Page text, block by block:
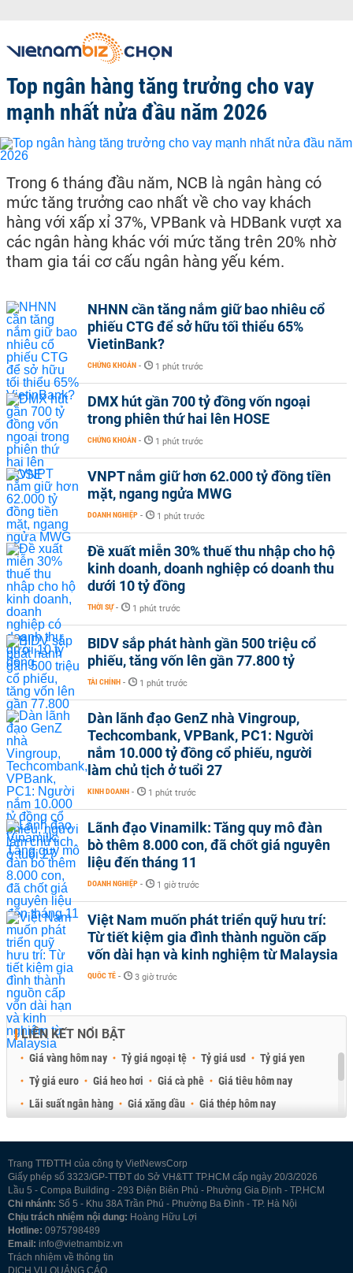
Top ngân hàng tăng trưởng cho vay
mạnh nhất nửa đầu năm 2026
Trong 6 tháng đầu năm, NCB là ngân hàng có
mức tăng trưởng cao nhất về cho vay khách
hàng với xấp xỉ 37%, VPBank và HDBank vượt xa
các ngân hàng khác với mức tăng trên 20% nhờ
tham gia tái cơ cấu ngân hàng yếu kém.
NHNN cần tăng nắm giữ bao nhiêu cổ
phiếu CTG để sở hữu tối thiểu 65%
VietinBank?
CHỨNG KHOÁN - 1 phút trước
DMX hút gần 700 tỷ đồng vốn ngoại
trong phiên thứ hai lên HOSE
CHỨNG KHOÁN - 1 phút trước
VNPT nắm giữ hơn 62.000 tỷ đồng tiền
mặt, ngang ngửa MWG
DOANH NGHIỆP - 1 phút trước
Đề xuất miễn 30% thuế thu nhập cho hộ
kinh doanh, doanh nghiệp có doanh thu
dưới 10 tỷ đồng
THỜI SỰ - 1 phút trước
BIDV sắp phát hành gần 500 triệu cổ
phiếu, tăng vốn lên gần 77.800 tỷ
TÀI CHÍNH - 1 phút trước
Dàn lãnh đạo GenZ nhà Vingroup,
Techcombank, VPBank, PC1: Người
nắm 10.000 tỷ đồng cổ phiếu, người
làm chủ tịch ở tuổi 27
KINH DOANH - 1 phút trước
Lãnh đạo Vinamilk: Tăng quy mô đàn
bò thêm 8.000 con, đã chốt giá nguyên
liệu đến tháng 11
DOANH NGHIỆP - 1 giờ trước
Việt Nam muốn phát triển quỹ hưu trí:
Từ tiết kiệm gia đình thành nguồn cấp
vốn dài hạn và kinh nghiệm từ Malaysia
QUỐC TẾ - 3 giờ trước
LIÊN KẾT NỔI BẬT
Giá vàng hôm nay Tỷ giá ngoại tệ Tỷ giá usd
Tỷ giá yen
Tỷ giá euro
Giá heo hơi Giá cà phê
Giá tiêu hôm nay
Lãi suất ngân hàng
Giá xăng dầu
Giá thép hôm nay
Trang TTĐTTH của công ty VietNewsCorp
Giấy phép số 3323/GP-TTĐT do Sở VH&TT TP.HCM cấp ngày 20/3/2026
Lầu 5 - Compa Building - 293 Điện Biên Phủ - Phường Gia Định - TP.HCM
Chi nhánh: Số 5 - Khu 38A Trần Phú - Phường Ba Đình - TP. Hà Nội
Chịu trách nhiệm nội dung: Hoàng Hữu Lợi
Hotline: 0975798489
Email: info@vietnambiz.vn
Trách nhiệm về thông tin
DỊCH VỤ QUẢNG CÁO